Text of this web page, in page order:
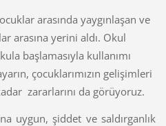
arasında yaygınlaşan ve
arasına yerini aldı. Okul
başlamasıyla kullanımı
çocuklarımızın gelişimleri
zararlarını da görüyoruz.
uygun, şiddet ve saldırganlık